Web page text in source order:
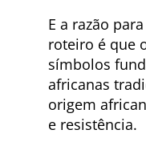
E a razão
roteiro é que
símbolos
africanas
origem
e resistência.